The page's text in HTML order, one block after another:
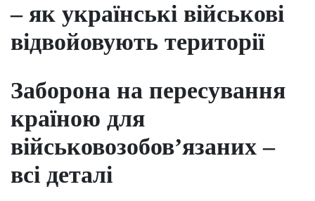
– як українські військові
відвойовують території
Заборона на пересування
країною для
військовозобов’язаних –
всі деталі